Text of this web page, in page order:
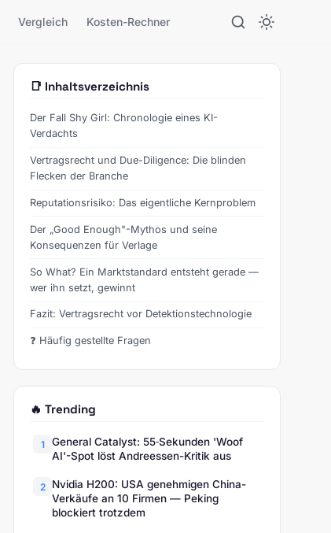
Vergleich Kosten-Rechner
📑 Inhaltsverzeichnis
Der Fall Shy Girl: Chronologie eines KI-
Verdachts
Vertragsrecht und Due-Diligence: Die blinden
Flecken der Branche
Reputationsrisiko: Das eigentliche Kernproblem
Der „Good Enough"-Mythos und seine
Konsequenzen für Verlage
So What? Ein Marktstandard entsteht gerade —
wer ihn setzt, gewinnt
Fazit: Vertragsrecht vor Detektionstechnologie
❓ Häufig gestellte Fragen
🔥 Trending
1
General Catalyst: 55‑Sekunden 'Woof
AI'-Spot löst Andreessen-Kritik aus
2
Nvidia H200: USA genehmigen China-
Verkäufe an 10 Firmen — Peking
blockiert trotzdem